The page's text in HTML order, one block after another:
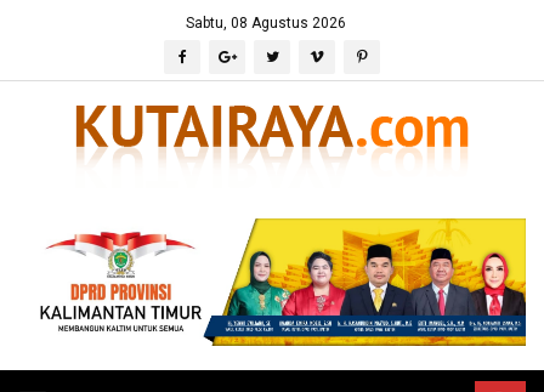
Sabtu, 08 Agustus 2026